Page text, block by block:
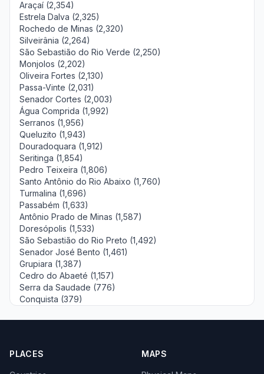
Araçaí (2,354)
Estrela Dalva (2,325)
Rochedo de Minas (2,320)
Silveirânia (2,264)
São Sebastião do Rio Verde (2,250)
Monjolos (2,202)
Oliveira Fortes (2,130)
Passa-Vinte (2,031)
Senador Cortes (2,003)
Água Comprida (1,992)
Serranos (1,956)
Queluzito (1,943)
Douradoquara (1,912)
Seritinga (1,854)
Pedro Teixeira (1,806)
Santo Antônio do Rio Abaixo (1,760)
Turmalina (1,696)
Passabém (1,633)
Antônio Prado de Minas (1,587)
Doresópolis (1,533)
São Sebastião do Rio Preto (1,492)
Senador José Bento (1,461)
Grupiara (1,387)
Cedro do Abaeté (1,157)
Serra da Saudade (776)
Conquista (379)
PLACES MAPS